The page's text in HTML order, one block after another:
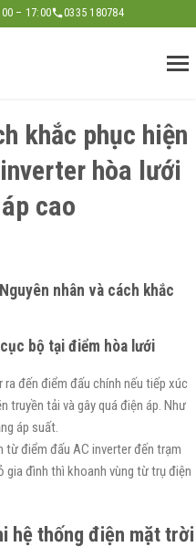
– 17:00 0335 180784
khắc phục hiện
hòa lưới
cao
nhân và cách khắc
bộ tại điểm hòa lưới
đến điểm đấu chính nếu tiếp xúc
truyền tải và gây quá điện áp. Như
áp suất.
điểm đấu AC inverter đến trạm
gia đình thì khoanh vùng từ trụ điện
hệ thống điện mặt trời